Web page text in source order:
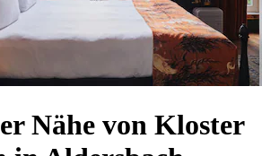
Nähe von Kloster